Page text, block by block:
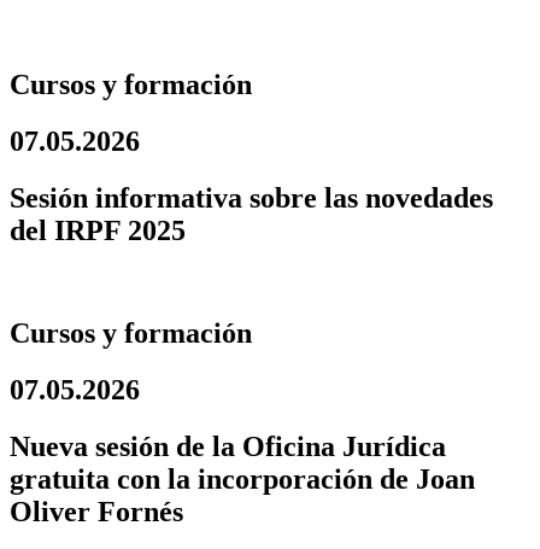
Cursos y formación
07.05.2026
Sesión informativa sobre las novedades
del IRPF 2025
Cursos y formación
07.05.2026
Nueva sesión de la Oficina Jurídica
gratuita con la incorporación de Joan
Oliver Fornés